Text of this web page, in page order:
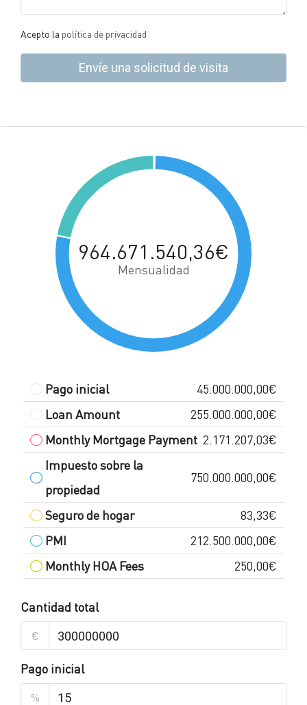
Acepto la política de privacidad
Envíe una solicitud de visita
964.671.540,36€
Mensualidad
Pago inicial
45.000.000,00€
Loan Amount
255.000.000,00€
Monthly Mortgage Payment 2.171.207,03€
Impuesto sobre la
propiedad
750.000.000,00€
Seguro de hogar
83,33€
PMI
212.500.000,00€
Monthly HOA Fees
250,00€
Cantidad total
€
Pago inicial
%